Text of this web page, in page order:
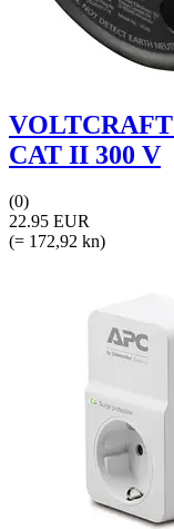
CAT II 300 V
(0)
22.95 EUR
(= 172,92 kn)